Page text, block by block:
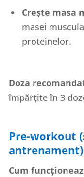
Crește masa
masei
proteinelor.
Doza
împărțite în 3
Pre-workout
antrenament)
Cum